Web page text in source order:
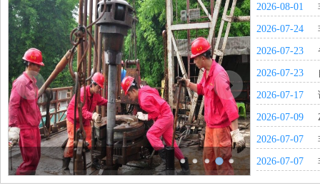
Warning :
Use
of
undefined
constant
cat
-
assumed
'cat'
(this
will
throw
an
Error
in
a
" alt="福6井最后一个分支井成功联通">福6井最后一个
2026-08-01
2026-07-24
2026-07-23
2026-07-23
2026-07-17
2026-07-09
2026-07-07
2026-07-07